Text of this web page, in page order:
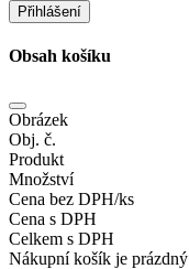
Přihlášení
Obsah košíku
Obrázek
Obj. č.
Produkt
Množství
Cena bez DPH/ks
Cena s DPH
Celkem s DPH
Nákupní košík je prázdný